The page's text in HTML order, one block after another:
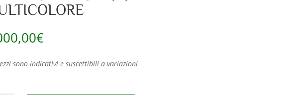
€
sono indicativi e suscettibili a variazioni